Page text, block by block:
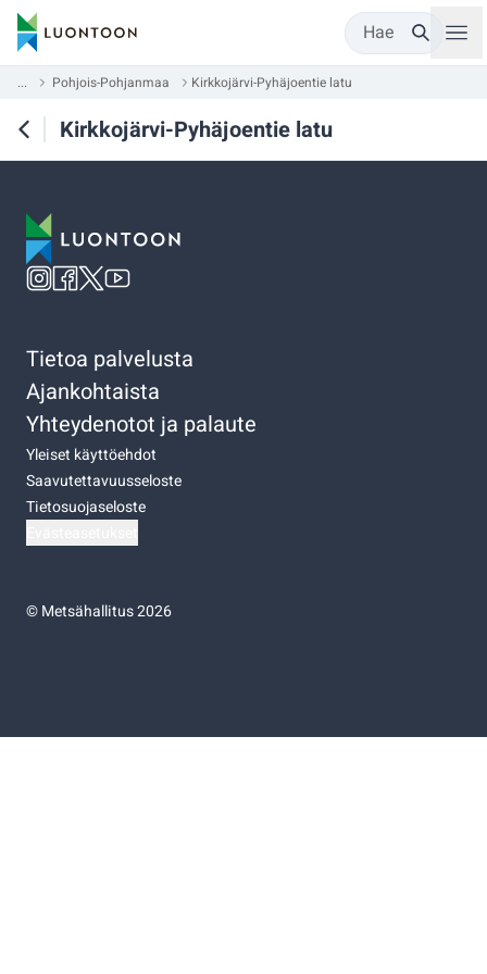
Hae
... Pohjois-Pohjanmaa Kirkkojärvi-Pyhäjoentie latu
Kirkkojärvi-Pyhäjoentie latu
Tietoa palvelusta
Ajankohtaista
Yhteydenotot ja palaute
Yleiset käyttöehdot
Saavutettavuusseloste
Tietosuojaseloste
©Metsähallitus 2026